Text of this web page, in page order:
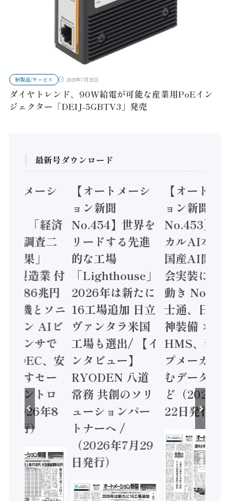
新製品/サービス 2025年7月25日
ダイヤトレンド、90W給電が可能な産業用PoEイン
ジェクター「DEIJ-5GBTV3」発売
最新号ダウンロード
トメーシ
】「経済
態調査二
結果」
年製造業 付
額86兆円
電機とソニ
コン AIビ
センサで
/ IDEC、安
かすセー
コントロ
2026年8
発行）
【オートメーシ
ョン新聞
No.454】世界を
リードする先進
的な工場
「Lighthouse」
2026年は新たに
16工場追加 日立
ヴァンタラ米国
工場も選出/ 【イ
ンタビュー】
RYODEN 八道
常務 共創のソリ
ューションパー
トナーへ /
（2026年7月29
日発行）
【オートメ
ョン新聞
No.453】フ
カルAI本格
国産AI開発
会実装に活
動き
士通、日立
神装備 ×
HMS、老舗
プメーカー
むデータ活
ど（2026年
22日発行）